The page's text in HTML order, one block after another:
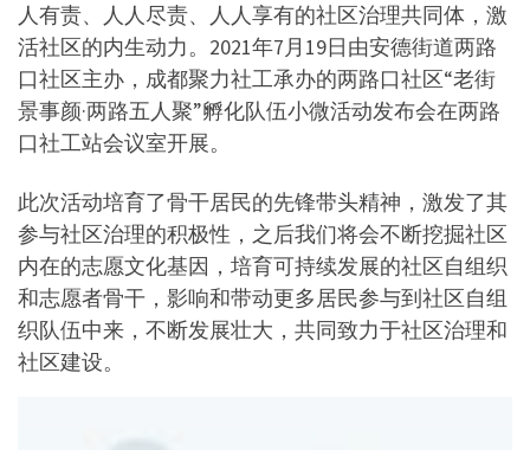
人有责、人人尽责、人人享有的社区治理共同体，激
活社区的内生动力。2021年7月19日由安德街道两路
口社区主办，成都聚力社工承办的两路口社区“老街
景事颜·两路五人聚”孵化队伍小微活动发布会在两路
口社工站会议室开展。
此次活动培育了骨干居民的先锋带头精神，激发了其
参与社区治理的积极性，之后我们将会不断挖掘社区
内在的志愿文化基因，培育可持续发展的社区自组织
和志愿者骨干，影响和带动更多居民参与到社区自组
织队伍中来，不断发展壮大，共同致力于社区治理和
社区建设。